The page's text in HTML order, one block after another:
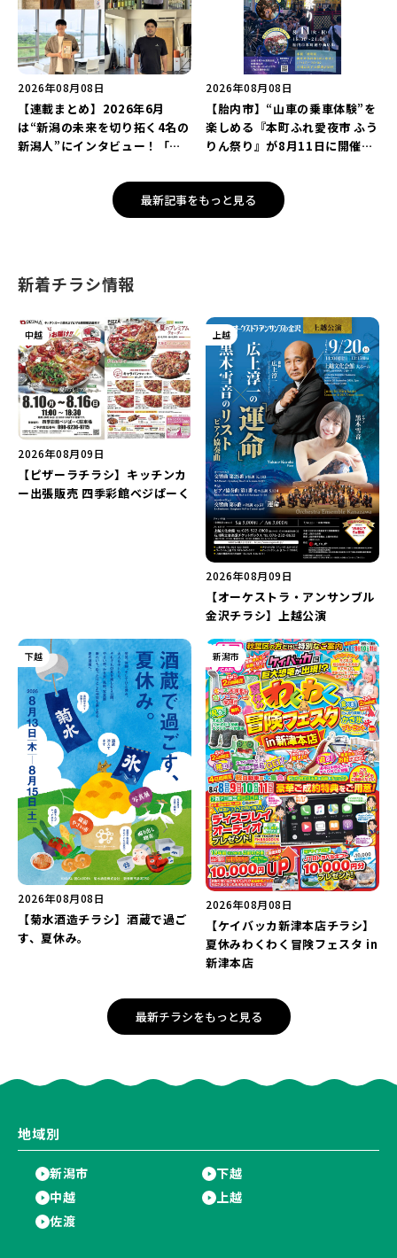
2026年08月08日
【連載まとめ】2026年6月
は“新潟の未来を切り拓く4名の
新潟人”にインタビュー！「学
トグラファー」など要チェック
2026年08月08日
【胎内市】“山車の乗車体験”を
楽しめる『本町ふれ愛夜市 ふう
りん祭り』が8月11日に開催！
日の露店」が大集結♪
最新記事をもっと見る
新着チラシ情報
中越
2026年08月09日
【ピザーラチラシ】キッチンカ
ー出張販売 四季彩館ベジぱーく
上越
2026年08月09日
【オーケストラ・アンサンブル
金沢チラシ】上越公演
下越
2026年08月08日
【菊水酒造チラシ】酒蔵で過ご
す、夏休み。
新潟市
2026年08月08日
【ケイバッカ新津本店チラシ】
夏休みわくわく冒険フェスタ in
新津本店
最新チラシをもっと見る
地域別
新潟市
下越
中越
上越
佐渡